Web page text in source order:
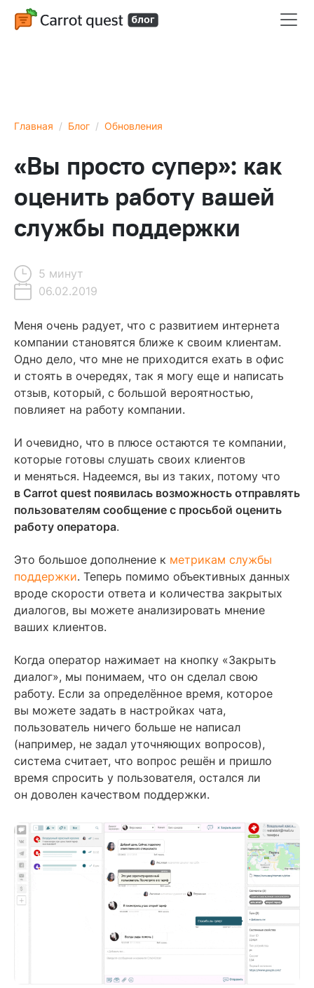
Главная Блог Обновления
«Вы просто супер»: как
оценить работу вашей
службы поддержки
5 минут
06.02.2019
Содержание
Аналитика — фундамент любых изменений
Читайте также
Меня очень радует, что с развитием интернета
компании становятся ближе к своим клиентам.
Одно дело, что мне не приходится ехать в офис
и стоять в очередях, так я могу еще и написать
отзыв, который, с большой вероятностью,
повлияет на работу компании.
И очевидно, что в плюсе остаются те компании,
которые готовы слушать своих клиентов
и меняться. Надеемся, вы из таких, потому что
в Carrot quest появилась возможность отправлять
пользователям сообщение с просьбой оценить
работу оператора.
Это большое дополнение к метрикам службы
поддержки. Теперь помимо объективных данных
вроде скорости ответа и количества закрытых
диалогов, вы можете анализировать мнение
ваших клиентов.
Когда оператор нажимает на кнопку «Закрыть
диалог», мы понимаем, что он сделал свою
работу. Если за определённое время, которое
вы можете задать в настройках чата,
пользователь ничего больше не написал
(например, не задал уточняющих вопросов),
система считает, что вопрос решён и пришло
время спросить у пользователя, остался ли
он доволен качеством поддержки.